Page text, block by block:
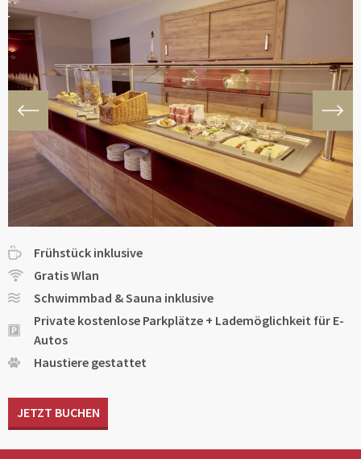
Frühstück inklusive
Gratis Wlan
Schwimmbad & Sauna inklusive
Private kostenlose Parkplätze + Lademöglichkeit für E-
Autos
Haustiere gestattet
JETZT BUCHEN